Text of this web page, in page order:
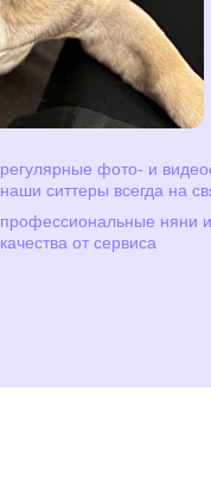
регулярные фото- и
наши ситтеры всегда на
профессиональные няни
качества от сервиса